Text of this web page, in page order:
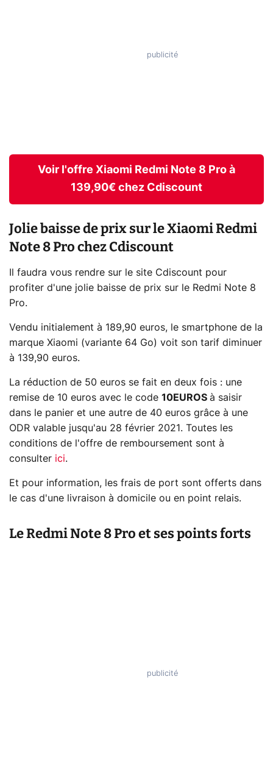
Voir l'offre Xiaomi Redmi Note 8 Pro à
139,90€ chez Cdiscount
Jolie baisse de prix sur le Xiaomi Redmi
Note 8 Pro chez Cdiscount
Il faudra vous rendre sur le site Cdiscount pour
profiter d'une jolie baisse de prix sur le Redmi Note 8
Pro.
Vendu initialement à 189,90 euros, le smartphone de la
marque Xiaomi (variante 64 Go) voit son tarif diminuer
à 139,90 euros.
La réduction de 50 euros se fait en deux fois : une
remise de 10 euros avec le code 10EUROS à saisir
dans le panier et une autre de 40 euros grâce à une
ODR valable jusqu'au 28 février 2021. Toutes les
conditions de l'offre de remboursement sont à
consulter ici.
Et pour information, les frais de port sont offerts dans
le cas d'une livraison à domicile ou en point relais.
Le Redmi Note 8 Pro et ses points forts